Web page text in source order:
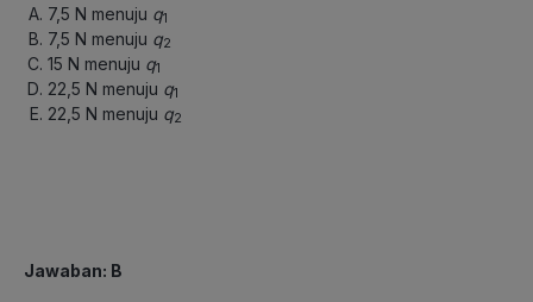
7,5 N menuju q1
7,5 N menuju q2
15 N menuju q1
22,5 N menuju q1
22,5 N menuju q2
Jawaban: B